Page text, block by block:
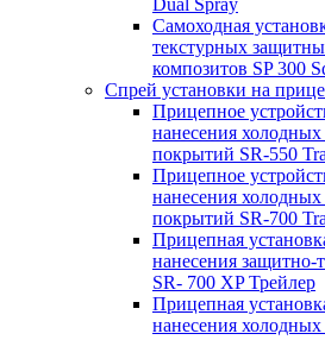
Dual Spray
Самоходная
текстурных
композитов SP 300
Спрей установки на
Прицепное
нанесения
покрытий SR-550
Прицепное
нанесения
покрытий SR-700
Прицепная
нанесения
SR- 700 XP Трейлер
Прицепная
нанесения